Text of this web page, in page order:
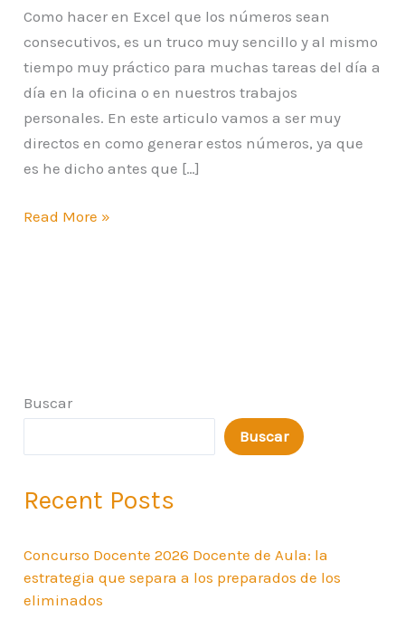
Como hacer en Excel que los números sean
consecutivos, es un truco muy sencillo y al mismo
tiempo muy práctico para muchas tareas del día a
día en la oficina o en nuestros trabajos
personales. En este articulo vamos a ser muy
directos en como generar estos números, ya que
es he dicho antes que […]
Read More »
Buscar
Buscar
Recent Posts
Concurso Docente 2026 Docente de Aula: la
estrategia que separa a los preparados de los
eliminados